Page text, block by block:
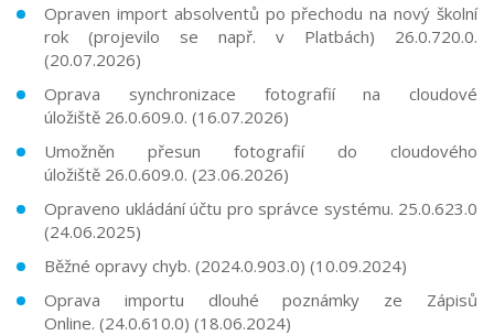
Opraven import absolventů po přechodu na nový školní
rok (projevilo se např. v Platbách) 26.0.720.0.
(20.07.2026)
Oprava synchronizace fotografií na cloudové
úložiště 26.0.609.0. (16.07.2026)
Umožněn přesun fotografií do cloudového
úložiště 26.0.609.0. (23.06.2026)
Opraveno ukládání účtu pro správce systému. 25.0.623.0
(24.06.2025)
Běžné opravy chyb. (2024.0.903.0) (10.09.2024)
Oprava importu dlouhé poznámky ze Zápisů
Online. (24.0.610.0) (18.06.2024)